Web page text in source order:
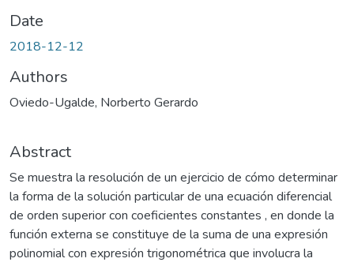
Date
2018-12-12
Authors
Oviedo-Ugalde, Norberto Gerardo
Abstract
Se muestra la resolución de un ejercicio de cómo determinar
la forma de la solución particular de una ecuación diferencial
de orden superior con coeficientes constantes , en donde la
función externa se constituye de la suma de una expresión
polinomial con expresión trigonométrica que involucra la